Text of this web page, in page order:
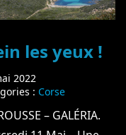
les yeux !
2022
: Corse
– GALÉRIA.